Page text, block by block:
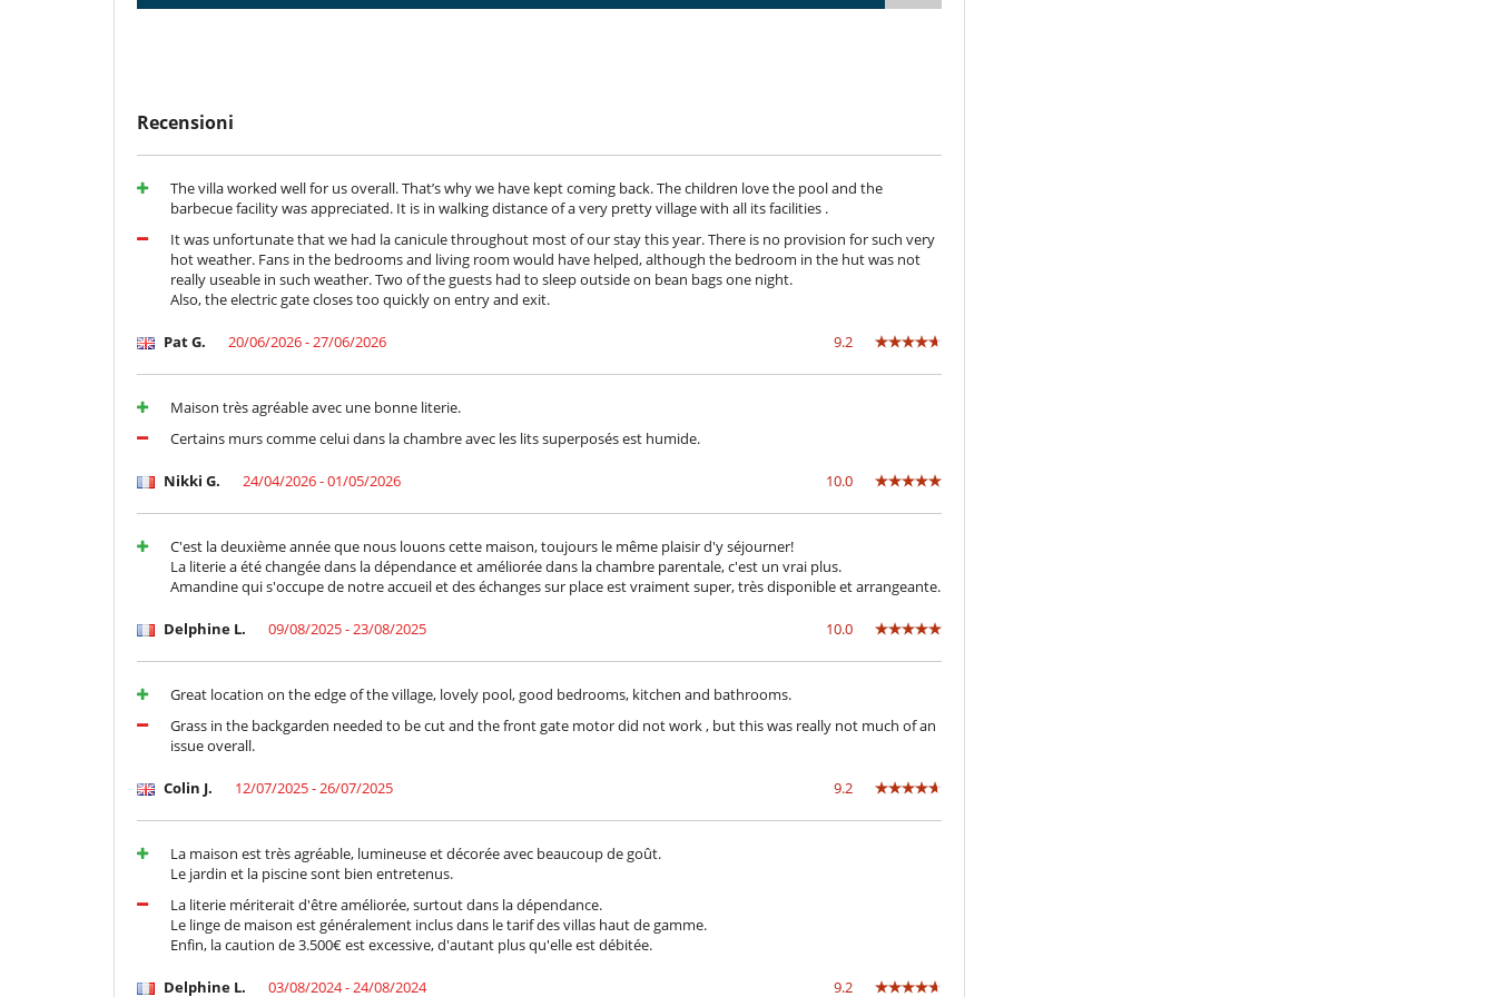
Recensioni
The villa worked well for us overall. That’s why we have kept coming back. The children love the pool and the
barbecue facility was appreciated. It is in walking distance of a very pretty village with all its facilities .
It was unfortunate that we had la canicule throughout most of our stay this year. There is no provision for such very
hot weather. Fans in the bedrooms and living room would have helped, although the bedroom in the hut was not
really useable in such weather. Two of the guests had to sleep outside on bean bags one night.
Also, the electric gate closes too quickly on entry and exit.
Pat G. 20/06/2026 - 27/06/2026 9.2
Maison très agréable avec une bonne literie.
Certains murs comme celui dans la chambre avec les lits superposés est humide.
Nikki G. 24/04/2026 - 01/05/2026 10.0
C'est la deuxième année que nous louons cette maison, toujours le même plaisir d'y séjourner!
La literie a été changée dans la dépendance et améliorée dans la chambre parentale, c'est un vrai plus.
Amandine qui s'occupe de notre accueil et des échanges sur place est vraiment super, très disponible et arrangeante.
Delphine L. 09/08/2025 - 23/08/2025 10.0
Great location on the edge of the village, lovely pool, good bedrooms, kitchen and bathrooms.
Grass in the backgarden needed to be cut and the front gate motor did not work , but this was really not much of an
issue overall.
Colin J. 12/07/2025 - 26/07/2025 9.2
La maison est très agréable, lumineuse et décorée avec beaucoup de goût.
Le jardin et la piscine sont bien entretenus.
La literie mériterait d'être améliorée, surtout dans la dépendance.
Le linge de maison est généralement inclus dans le tarif des villas haut de gamme.
Enfin, la caution de 3.500€ est excessive, d'autant plus qu'elle est débitée.
Delphine L. 03/08/2024 - 24/08/2024 9.2